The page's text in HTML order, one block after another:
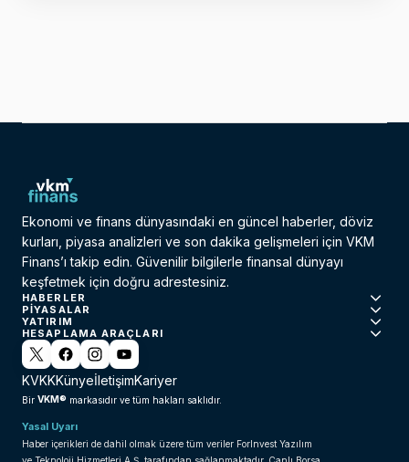
Ekonomi ve finans dünyasındaki en güncel haberler, döviz
kurları, piyasa analizleri ve son dakika gelişmeleri için VKM
Finans’ı takip edin. Güvenilir bilgilerle finansal dünyayı
keşfetmek için doğru adrestesiniz.
HABERLER
PIYASALAR
YATIRIM
HESAPLAMA ARAÇLARI
KVKKKünyeİletişimKariyer
Bir VKM® markasıdır ve tüm hakları saklıdır.
Yasal Uyarı
Haber içerikleri de dahil olmak üzere tüm veriler ForInvest Yazılım